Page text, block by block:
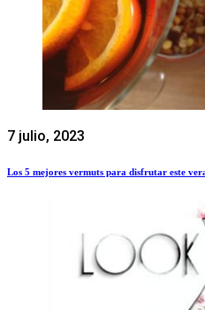
7 julio, 2023
Los 5 mejores vermuts para disfrutar este